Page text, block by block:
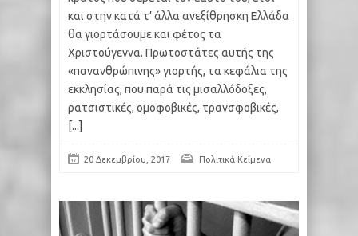
και στην κατά τ’ άλλα ανεξίθρησκη Ελλάδα
θα γιορτάσουμε και φέτος τα
Χριστούγεννα. Πρωτοστάτες αυτής της
«πανανθρώπινης» γιορτής, τα κεφάλια της
εκκλησίας, που παρά τις μισαλλόδοξες,
ρατσιστικές, ομοφοβικές, τρανσφοβικές,
[...]
20 Δεκεμβρίου, 2017 Πολιτικά Κείμενα